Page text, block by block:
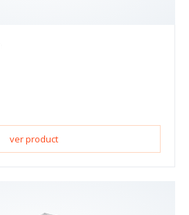
ver product